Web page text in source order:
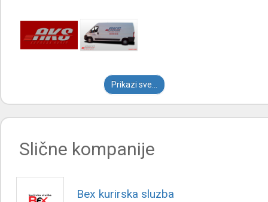
Prikazi sve...
Slične kompanije
Bex kurirska sluzba